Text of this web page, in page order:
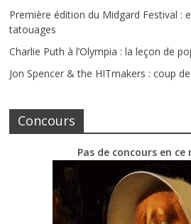
Première édition du Midgard Festival :
tatouages
Charlie Puth à l’Olympia : la leçon de
Jon Spencer & the HITmakers : coup
Concours
Pas de concours en